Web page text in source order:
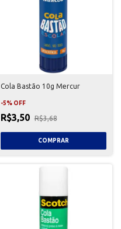
Cola Bastão 10g Mercur
-5% OFF
R$3,50 R$3,68